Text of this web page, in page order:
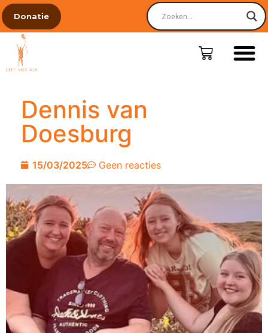
Donatie
Dennis van
Doesburg
15/03/2025 Geen reacties